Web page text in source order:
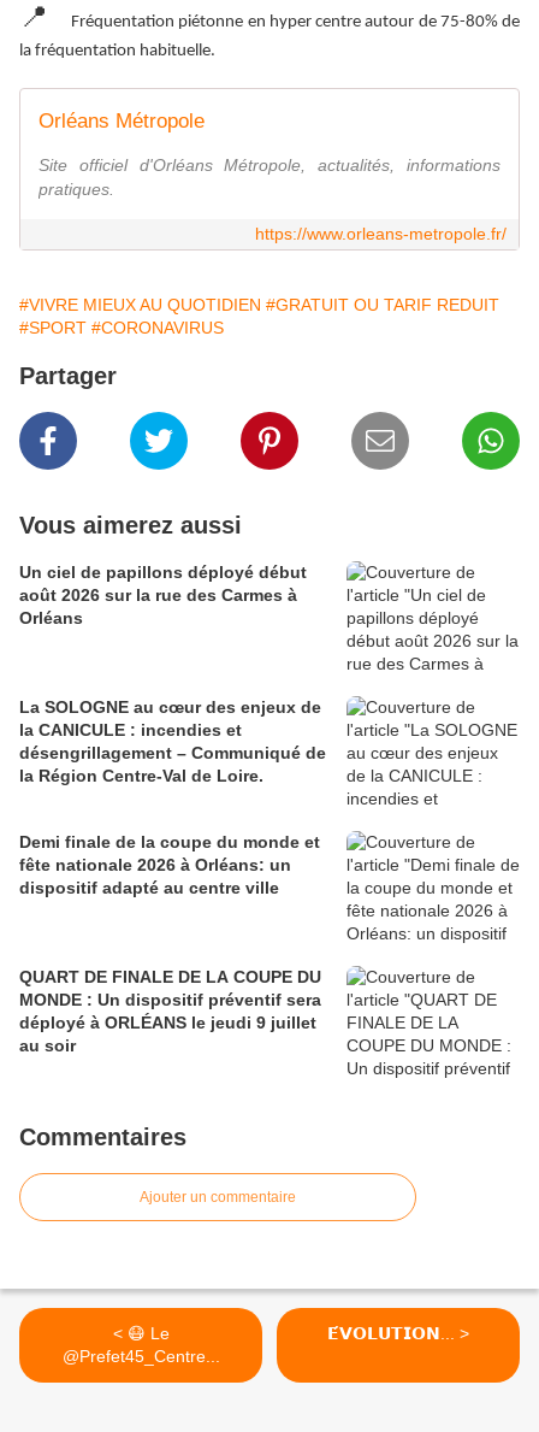
📍
Fréquentation piétonne en hyper centre autour de 75-80% de
la fréquentation habituelle.
Orléans Métropole
Site officiel d'Orléans Métropole, actualités, informations
pratiques.
https://www.orleans-metropole.fr/
#VIVRE MIEUX AU QUOTIDIEN #GRATUIT OU TARIF REDUIT
#SPORT #CORONAVIRUS
Partager
Vous aimerez aussi
Un ciel de papillons déployé début
août 2026 sur la rue des Carmes à
Orléans
La SOLOGNE au cœur des enjeux de
la CANICULE : incendies et
désengrillagement – Communiqué de
la Région Centre-Val de Loire.
Demi finale de la coupe du monde et
fête nationale 2026 à Orléans: un
dispositif adapté au centre ville
QUART DE FINALE DE LA COUPE DU
MONDE : Un dispositif préventif sera
déployé à ORLÉANS le jeudi 9 juillet
au soir
Commentaires
Ajouter un commentaire
< 😷 Le
@Prefet45_Centre...
𝗘́𝗩𝗢𝗟𝗨𝗧𝗜𝗢𝗡... >